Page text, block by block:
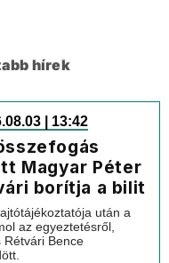
hírek
| 13:42
Magyar Péter
borítja a bilit
után a
az egyeztetésről,
Rétvári Bence